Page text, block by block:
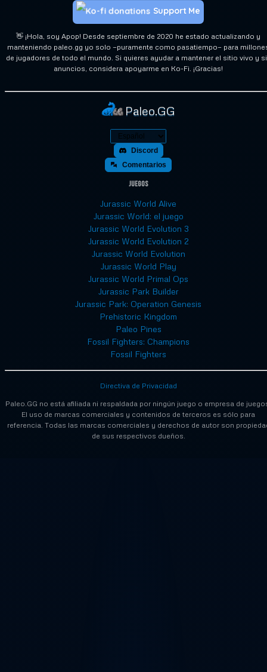
👋 ¡Hola, soy Apop! Desde septiembre de 2020 he estado actualizando y
manteniendo paleo.gg yo solo —puramente como pasatiempo— para
de jugadores de todo el mundo. Si quieres ayudar a mantener el sitio vivo y
anuncios, considera apoyarme en Ko-Fi. ¡Gracias!
Support Me
Paleo.GG
Discord
Comentarios
Juegos
Jurassic World Alive
Jurassic World: el juego
Jurassic World Evolution 3
Jurassic World Evolution 2
Jurassic World Evolution
Jurassic World Play
Jurassic World Primal Ops
Jurassic Park Builder
Jurassic Park: Operation Genesis
Prehistoric Kingdom
Paleo Pines
Fossil Fighters: Champions
Fossil Fighters
Paleo.GG no está afiliada ni respaldada por ningún juego o empresa de
El uso de marcas comerciales y contenidos de terceros es sólo para
referencia. Todas las marcas comerciales y derechos de autor son
de sus respectivos dueños.
Directiva de Privacidad